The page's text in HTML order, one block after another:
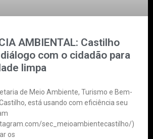
AMBIENTAL: Castilho
com o cidadão para
limpa
de Meio Ambiente, Turismo e Bem-
está usando com eficiência seu
sec_meioambientecastilho/)
os